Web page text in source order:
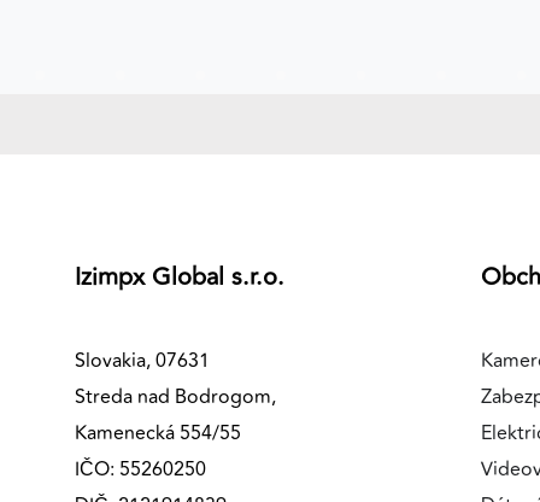
Izimpx Global s.r.o.
Slovakia, 07631
Streda nad Bodrogom,
Kamenecká 554/55
IČO: 55260250